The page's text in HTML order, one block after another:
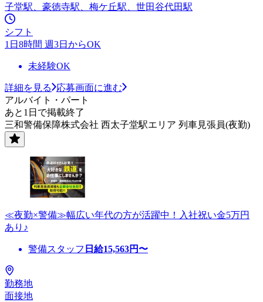
子堂駅、豪徳寺駅、梅ケ丘駅、世田谷代田駅
シフト
1日8時間 週3日からOK
未経験OK
詳細を見る
応募画面に進む
アルバイト・パート
あと1日で掲載終了
三和警備保障株式会社 西太子堂駅エリア 列車見張員(夜勤)
≪夜勤×警備≫幅広い年代の方が活躍中！入社祝い金5万円
あり♪
警備スタッフ 日給15,563円〜
勤務地
面接地